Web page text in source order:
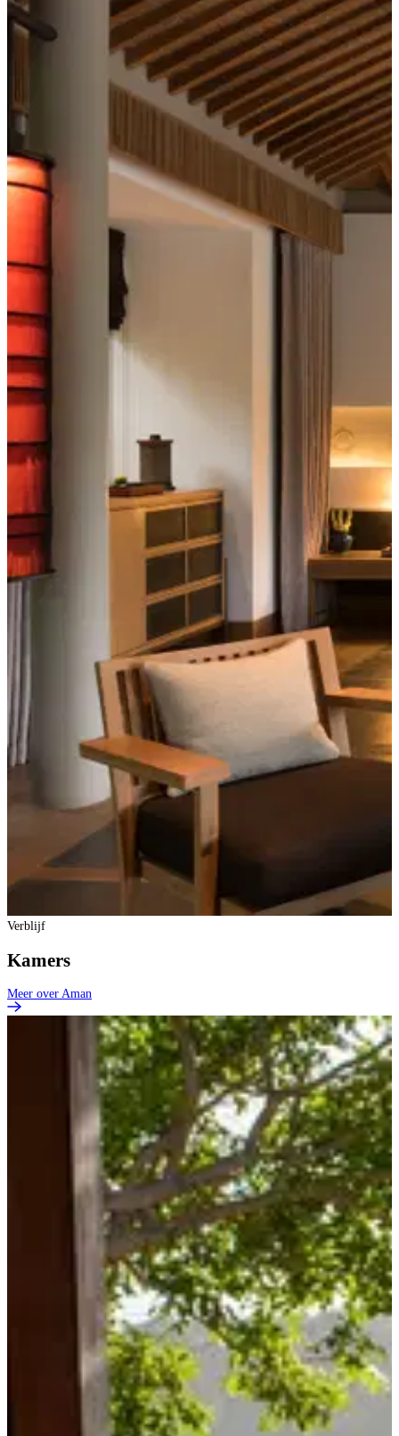
Verblijf
Kamers
Meer over Aman